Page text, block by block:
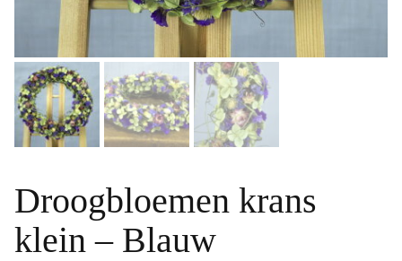
Droogbloemen krans
klein – Blauw